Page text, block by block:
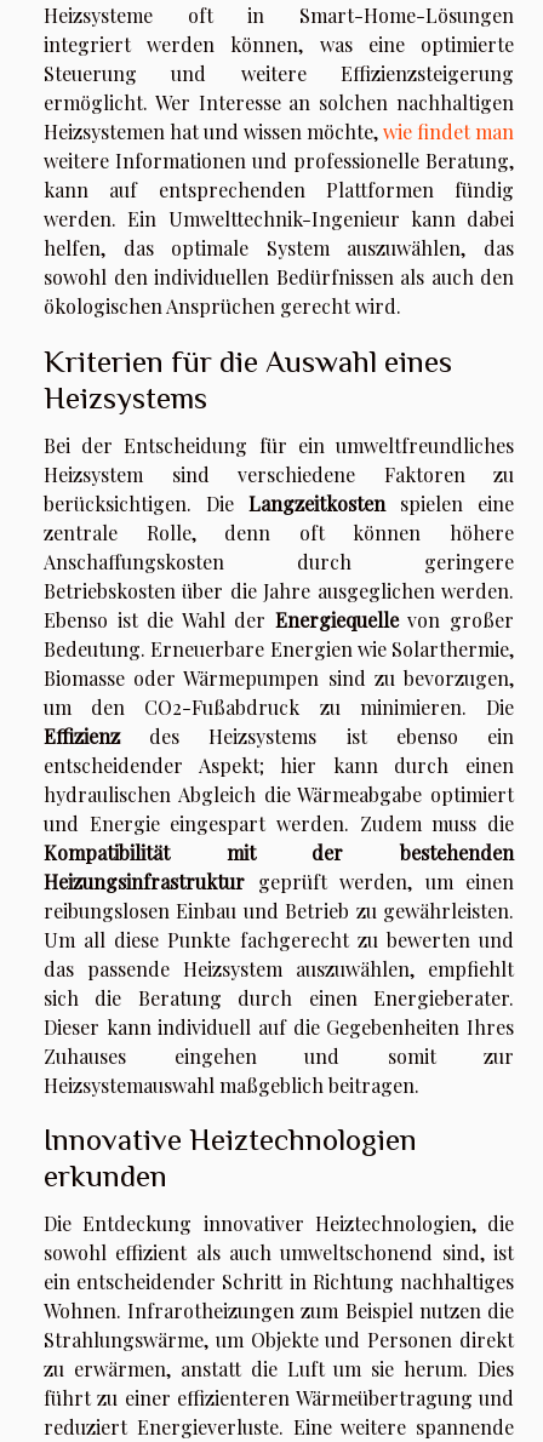
Heizsysteme oft in Smart-Home-Lösungen
integriert werden können, was eine optimierte
Steuerung und weitere Effizienzsteigerung
ermöglicht. Wer Interesse an solchen nachhaltigen
Heizsystemen hat und wissen möchte,wie findet man
weitere Informationen und professionelle Beratung,
kann auf entsprechenden Plattformen fündig
werden. Ein Umwelttechnik-Ingenieur kann dabei
helfen, das optimale System auszuwählen, das
sowohl den individuellen Bedürfnissen als auch den
ökologischen Ansprüchen gerecht wird.
Kriterien für die Auswahl eines
Heizsystems
Bei der Entscheidung für ein umweltfreundliches
Heizsystem sind verschiedene Faktoren zu
berücksichtigen. Die Langzeitkosten spielen eine
zentrale Rolle, denn oft können höhere
Anschaffungskosten durch geringere
Betriebskosten über die Jahre ausgeglichen werden.
Ebenso ist die Wahl der Energiequellevon großer
Bedeutung. Erneuerbare Energien wie Solarthermie,
Biomasse oder Wärmepumpen sind zu bevorzugen,
um den CO2-Fußabdruck zu minimieren. Die
Effizienzdes Heizsystems ist ebenso ein
entscheidender Aspekt; hier kann durch einen
hydraulischen Abgleich die Wärmeabgabe optimiert
und Energie eingespart werden. Zudem muss die
Kompatibilität mit der bestehenden
Heizungsinfrastruktur geprüft werden, um einen
reibungslosen Einbau und Betrieb zu gewährleisten.
Um all diese Punkte fachgerecht zu bewerten und
das passende Heizsystem auszuwählen, empfiehlt
sich die Beratung durch einen Energieberater.
Dieser kann individuell auf die Gegebenheiten Ihres
Zuhauses eingehen und somit zur
Heizsystemauswahl maßgeblich beitragen.
Innovative Heiztechnologien
erkunden
Die Entdeckung innovativer Heiztechnologien, die
sowohl effizient als auch umweltschonend sind, ist
ein entscheidender Schritt in Richtung nachhaltiges
Wohnen. Infrarotheizungen zum Beispiel nutzen die
Strahlungswärme, um Objekte und Personen direkt
zu erwärmen, anstatt die Luft um sie herum. Dies
führt zu einer effizienteren Wärmeübertragung und
reduziert Energieverluste. Eine weitere spannende